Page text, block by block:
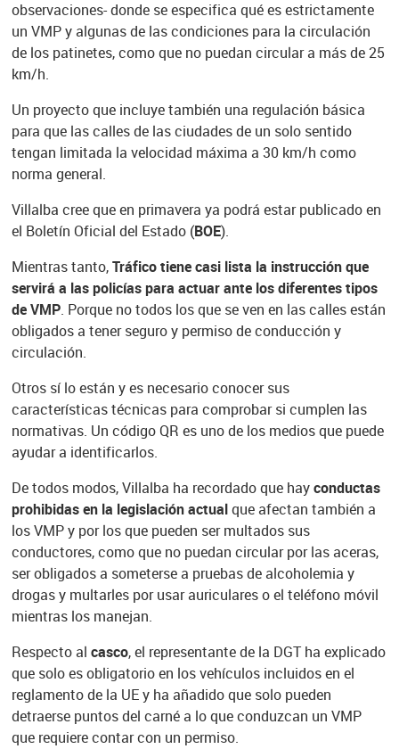
observaciones- donde se especifica qué es estrictamente
un VMP y algunas de las condiciones para la circulación
de los patinetes, como que no puedan circular a más de 25
km/h.
Un proyecto que incluye también una regulación básica
para que las calles de las ciudades de un solo sentido
tengan limitada la velocidad máxima a 30 km/h como
norma general.
Villalba cree que en primavera ya podrá estar publicado en
el Boletín Oficial del Estado (BOE).
Mientras tanto,Tráfico tiene casi lista la instrucción que
servirá a las policías para actuar ante los diferentes tipos
de VMP. Porque no todos los que se ven en las calles están
obligados a tener seguro y permiso de conducción y
circulación.
Otros sí lo están y es necesario conocer sus
características técnicas para comprobar si cumplen las
normativas. Un código QR es uno de los medios que puede
ayudar a identificarlos.
De todos modos, Villalba ha recordado que hayconductas
prohibidas en la legislación actualque afectan también a
los VMP y por los que pueden ser multados sus
conductores, como que no puedan circular por las aceras,
ser obligados a someterse a pruebas de alcoholemia y
drogas y multarles por usar auriculares o el teléfono móvil
mientras los manejan.
Respecto al casco, el representante de la DGT ha explicado
que solo es obligatorio en los vehículos incluidos en el
reglamento de la UE y ha añadido que solo pueden
detraerse puntos del carné a lo que conduzcan un VMP
que requiere contar con un permiso.